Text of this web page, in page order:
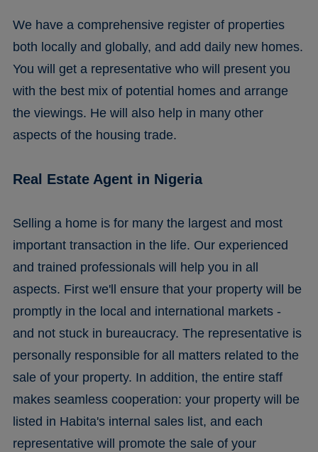
We have a comprehensive register of properties
both locally and globally, and add daily new homes.
You will get a representative who will present you
with the best mix of potential homes and arrange
the viewings. He will also help in many other
aspects of the housing trade.
Real Estate Agent in Nigeria
Selling a home is for many the largest and most
important transaction in the life. Our experienced
and trained professionals will help you in all
aspects. First we'll ensure that your property will be
promptly in the local and international markets -
and not stuck in bureaucracy. The representative is
personally responsible for all matters related to the
sale of your property. In addition, the entire staff
makes seamless cooperation: your property will be
listed in Habita's internal sales list, and each
representative will promote the sale of your